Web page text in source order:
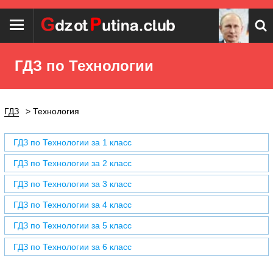
ГДЗ по Технологии
ГДЗ Технология
ГДЗ по Технологии за 1 класс
ГДЗ по Технологии за 2 класс
ГДЗ по Технологии за 3 класс
ГДЗ по Технологии за 4 класс
ГДЗ по Технологии за 5 класс
ГДЗ по Технологии за 6 класс